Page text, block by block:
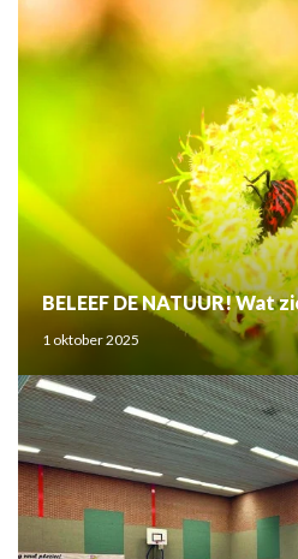
BELEEF DE NATUUR! Wat
1 oktober 2025